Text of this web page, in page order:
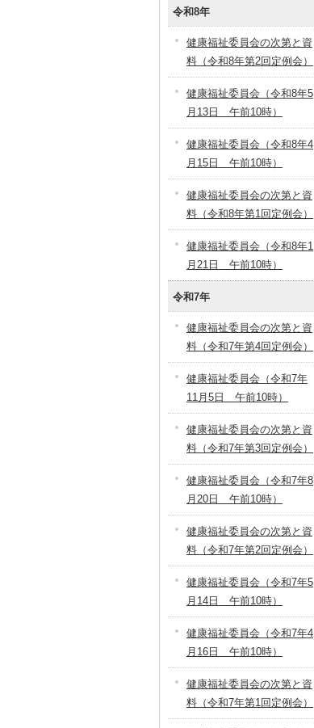
令和8年
健康福祉委員会の次第と資
料（令和8年第2回定例会）
健康福祉委員会（令和8年5
月13日 午前10時）
健康福祉委員会（令和8年4
月15日 午前10時）
健康福祉委員会の次第と資
料（令和8年第1回定例会）
健康福祉委員会（令和8年1
月21日 午前10時）
令和7年
健康福祉委員会の次第と資
料（令和7年第4回定例会）
健康福祉委員会（令和7年
11月5日 午前10時）
健康福祉委員会の次第と資
料（令和7年第3回定例会）
健康福祉委員会（令和7年8
月20日 午前10時）
健康福祉委員会の次第と資
料（令和7年第2回定例会）
健康福祉委員会（令和7年5
月14日 午前10時）
健康福祉委員会（令和7年4
月16日 午前10時）
健康福祉委員会の次第と資
料（令和7年第1回定例会）